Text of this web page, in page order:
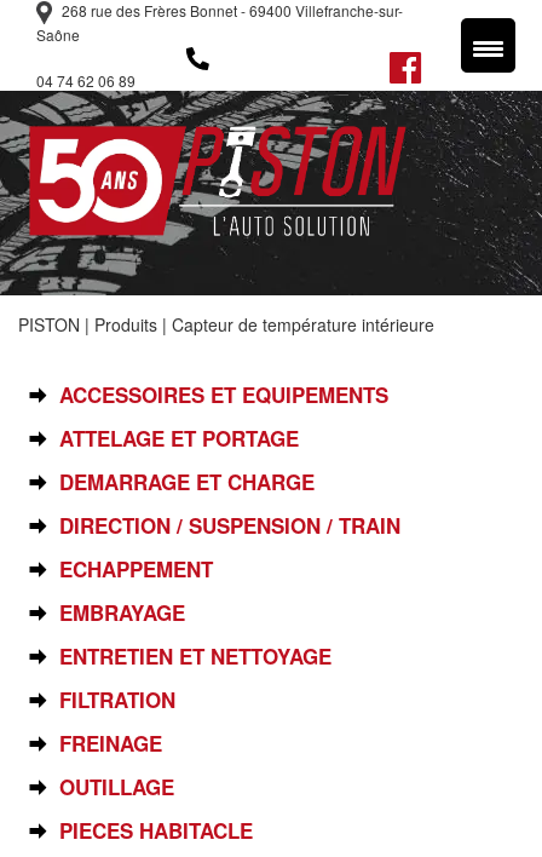
268 rue des Frères Bonnet - 69400 Villefranche-sur-
Saône
04 74 62 06 89
PISTON | Produits | Capteur de température intérieure
ACCESSOIRES ET EQUIPEMENTS
ATTELAGE ET PORTAGE
DEMARRAGE ET CHARGE
DIRECTION / SUSPENSION / TRAIN
ECHAPPEMENT
EMBRAYAGE
ENTRETIEN ET NETTOYAGE
FILTRATION
FREINAGE
OUTILLAGE
PIECES HABITACLE